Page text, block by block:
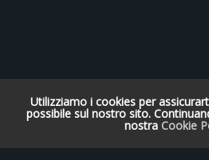
Utilizziamo i cookies per
possibile sul nostro sito.
nostra Cookie